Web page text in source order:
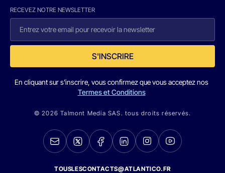
RECEVEZ NOTRE NEWSLETTER
S'INSCRIRE
En cliquant sur s'inscrire, vous confirmez que vous acceptez nos
Termes et Conditions
© 2026 Talmont Media SAS. tous droits réservés.
TOUSLESCONTACTS@ATLANTICO.FR